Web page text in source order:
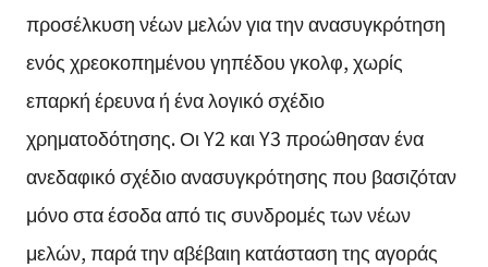
προσέλκυση νέων μελών για την ανασυγκρότηση
ενός χρεοκοπημένου γηπέδου γκολφ, χωρίς
επαρκή έρευνα ή ένα λογικό σχέδιο
χρηματοδότησης. Οι Y2 και Y3 προώθησαν ένα
ανεδαφικό σχέδιο ανασυγκρότησης που βασιζόταν
μόνο στα έσοδα από τις συνδρομές των νέων
μελών, παρά την αβέβαιη κατάσταση της αγοράς